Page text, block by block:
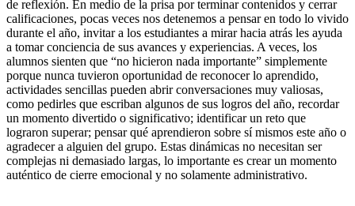
de reflexión. En medio de la prisa por terminar contenidos y cerrar
calificaciones, pocas veces nos detenemos a pensar en todo lo vivido
durante el año, invitar a los estudiantes a mirar hacia atrás les ayuda
a tomar conciencia de sus avances y experiencias. A veces, los
alumnos sienten que “no hicieron nada importante” simplemente
porque nunca tuvieron oportunidad de reconocer lo aprendido,
actividades sencillas pueden abrir conversaciones muy valiosas,
como pedirles que escriban algunos de sus logros del año, recordar
un momento divertido o significativo; identificar un reto que
lograron superar; pensar qué aprendieron sobre sí mismos este año o
agradecer a alguien del grupo. Estas dinámicas no necesitan ser
complejas ni demasiado largas, lo importante es crear un momento
auténtico de cierre emocional y no solamente administrativo.